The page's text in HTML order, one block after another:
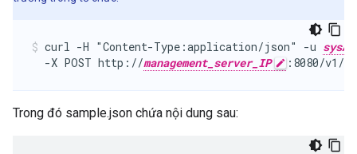
curl -H "Content-Type:application/json" -u
  -X POST http://
management_server_IP :8080/v1/
Trong đó sample.json chứa nội dung sau: